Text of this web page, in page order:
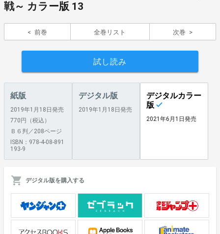
戦～ カラー版 13
前巻 全巻リスト 次巻
試し読み
紙版
2019年1月18日発売
770円（税込）
Ｂ６判／208ページ
ISBN：978-4-08-891
193-9
デジタル版
2019年1月18日発売
デジタルカラー
版
2021年6月1日発売
デジタル版を購入する